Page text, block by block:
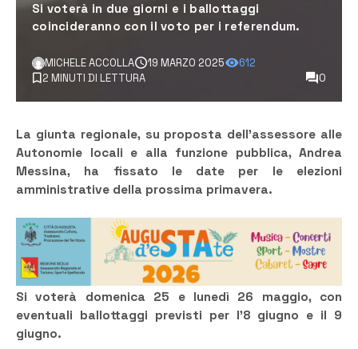
Si voterà in due giorni e i ballottaggi
coincideranno con il voto per i referendum.
MICHELE ACCOLLA 19 MARZO 2025
612
2 MINUTI DI LETTURA
0
La giunta regionale, su proposta dell’assessore alle
Autonomie locali e alla funzione pubblica, Andrea
Messina, ha fissato le date per le elezioni
amministrative della prossima primavera.
Si voterà domenica 25 e lunedì 26 maggio, con
eventuali ballottaggi previsti per l’8 giugno e il 9
giugno.